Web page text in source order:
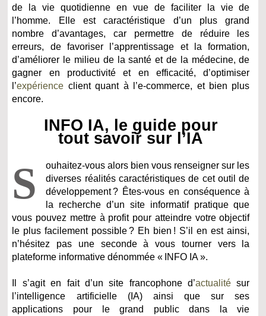
de la vie quotidienne en vue de faciliter la vie de
l’homme. Elle est caractéristique d’un plus grand
nombre d’avantages, car permettre de réduire les
erreurs, de favoriser l’apprentissage et la formation,
d’améliorer le milieu de la santé et de la médecine, de
gagner en productivité et en efficacité, d’optimiser
l’expérience client quant à l’e-commerce, et bien plus
encore.
INFO IA, le guide pour
tout savoir sur l’IA
S
ouhaitez-vous alors bien vous renseigner sur les
diverses réalités caractéristiques de cet outil de
développement ? Êtes-vous en conséquence à
la recherche d’un site informatif pratique que
vous pouvez mettre à profit pour atteindre votre objectif
le plus facilement possible ? Eh bien ! S’il en est ainsi,
n’hésitez pas une seconde à vous tourner vers la
plateforme informative dénommée « INFO IA ».
Il s’agit en fait d’un site francophone d’actualité sur
l’intelligence artificielle (IA) ainsi que sur ses
applications pour le grand public dans la vie